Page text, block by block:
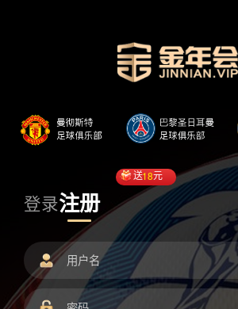
登录注册
送18元